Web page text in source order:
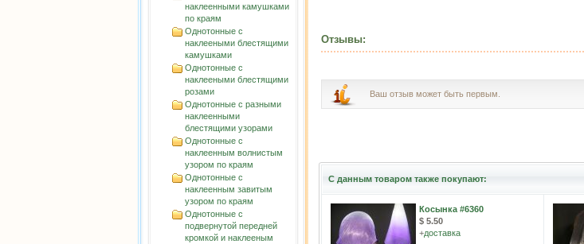
наклеенными камушками
по краям
Однотонные с
наклееными блестящими
камушками
Однотонные с
наклееными блестящими
розами
Однотонные с разными
наклеенными
блестящими узорами
Однотонные с
наклеенным волнистым
узорoм по краям
Однотонные с
наклеенным завитым
узорoм по краям
Однотонные с
подвернутой передней
кромкой и наклееным
Отзывы:
Ваш отзыв может быть первым.
С данным товаром также покупают:
Косынка #6360
$ 5.50
+доставка